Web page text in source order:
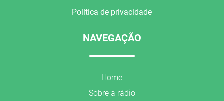
Política de privacidade
NAVEGAÇÃO
Home
Sobre a rádio